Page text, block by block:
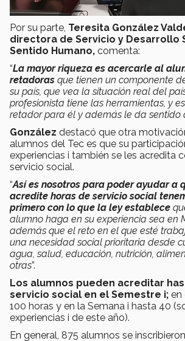
Por su parte, Teresita González
directora de Servicio y Desarrollo
Sentido Humano, comenta:
“La mayor riqueza es acercarle al
retadoras que tienen un componente
su país, que vea la situación real del
profesionista tiene las herramientas, y
retador para él y además le da sentido
González destacó que otra
alumnos del Tec es que su
experiencias i también se les acredita
servicio social.
“Así es nosotros para poder ayudar a
acredite horas de servicio social
primero con lo que la ley establece
alumno haga en su experiencia sea en
además que el reto en el que esté
una necesidad social prioritaria desde
agua, salud, educación, nutrición,
otras”.
Los alumnos pueden acreditar
servicio social en el Semestre i; en
100 horas y en la Semana i hasta 40
experiencias i de este año).
En general, 875 alumnos se